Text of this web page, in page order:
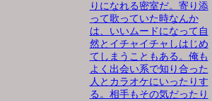
りになれる密室だ。寄り添
って歌っていた時なんか
は、いいムードになって自
然とイチャイチャしはじめ
てしまうこともある。俺も
よく出会い系で知り合った
人とカラオケにいったりす
る。相手もその気だったり